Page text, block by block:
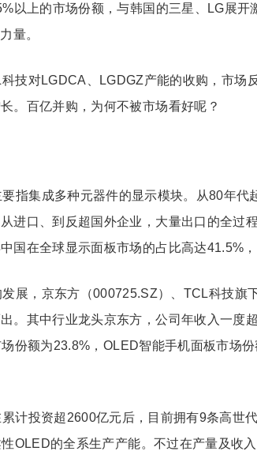
以上的市场份额，与韩国的三星、LG展
量。
技对LGDCA、LGDGZ产能的收购，市场
。百亿并购，为何不被市场看好呢？
要指集成多种元器件的显示模块。从80年
进口、到反超国外企业，大量出口的全过
国在全球显示面板市场的占比高达41.5%
展，京东方（000725.SZ）、TCL科技旗
。其中行业龙头京东方，公司年收入一度
份额为23.8%，OLED智能手机面板市场
计投资超2600亿元后，目前拥有9条高世
OLED的全系生产产能。不过在产量及收